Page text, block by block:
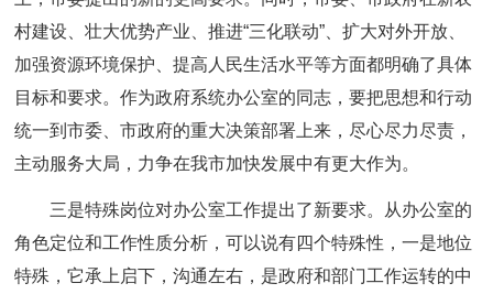
村建设、壮大优势产业、推进“三化联动”、扩大对外开放、
加强资源环境保护、提高人民生活水平等方面都明确了具体
目标和要求。作为政府系统办公室的同志，要把思想和行动
统一到市委、市政府的重大决策部署上来，尽心尽力尽责，
主动服务大局，力争在我市加快发展中有更大作为。
三是特殊岗位对办公室工作提出了新要求。从办公室的
角色定位和工作性质分析，可以说有四个特殊性，一是地位
特殊，它承上启下，沟通左右，是政府和部门工作运转的中